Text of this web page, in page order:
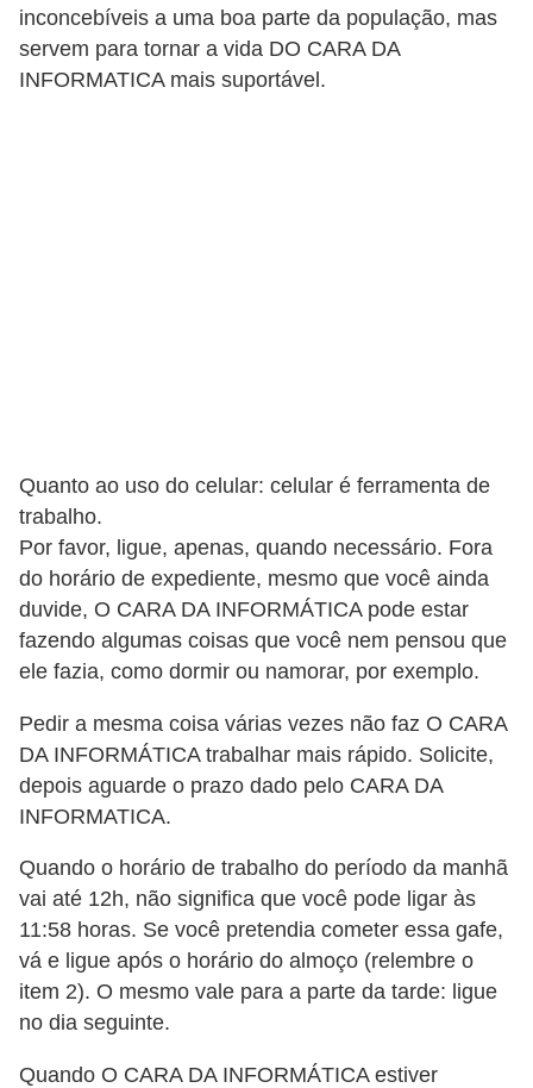
inconcebíveis a uma boa parte da população, mas
servem para tornar a vida DO CARA DA
INFORMATICA mais suportável.
Quanto ao uso do celular: celular é ferramenta de
trabalho.
Por favor, ligue, apenas, quando necessário. Fora
do horário de expediente, mesmo que você ainda
duvide, O CARA DA INFORMÁTICA pode estar
fazendo algumas coisas que você nem pensou que
ele fazia, como dormir ou namorar, por exemplo.
Pedir a mesma coisa várias vezes não faz O CARA
DA INFORMÁTICA trabalhar mais rápido. Solicite,
depois aguarde o prazo dado pelo CARA DA
INFORMATICA.
Quando o horário de trabalho do período da manhã
vai até 12h, não significa que você pode ligar às
11:58 horas. Se você pretendia cometer essa gafe,
vá e ligue após o horário do almoço (relembre o
item 2). O mesmo vale para a parte da tarde: ligue
no dia seguinte.
Quando O CARA DA INFORMÁTICA estiver
P
i
a
v
i
d
a
d
e
e
o
r
g
n
i
z
a
ç
ã